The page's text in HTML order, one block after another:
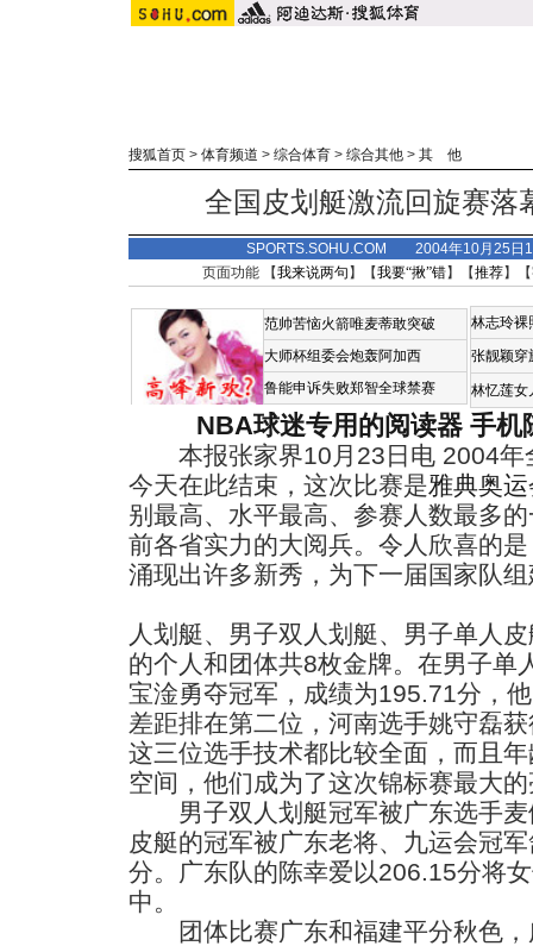
搜狐首页 > 体育频道 > 综合体育 > 综合其他 > 其 他
全国皮划艇激流回旋赛落
SPORTS.SOHU.COM 2004年10月25日
页面功能 【我来说两句 】【我要“揪”错】【推荐】
范帅苦恼火箭唯麦蒂敢突破
大师杯组委会炮轰阿加西
鲁能申诉失败郑智全球禁赛
林志玲裸
张靓颖穿
林忆莲女
NBA球迷专用的阅读器 手机
本报张家界10月23日电 2004年
今天在此结束，这次比赛是雅典奥运
别最高、水平最高、参赛人数最多
前各省实力的大阅兵。令人欣喜的
涌现出许多新秀，为下一届国家队
人划艇、男子双人划艇、男子单人
的个人和团体共8枚金牌。在男子单
宝淦勇夺冠军，成绩为195.71分，
差距排在第二位，河南选手姚守磊
这三位选手技术都比较全面，而且
空间，他们成为了这次锦标赛最大
男子双人划艇冠军被广东选手麦
皮艇的冠军被广东老将、九运会冠
分。广东队的陈幸爱以206.15分将
中。
团体比赛广东和福建平分秋色，